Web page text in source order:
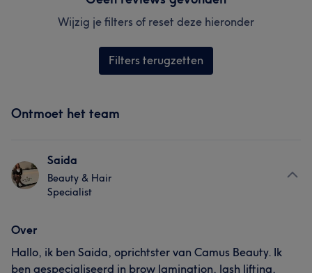
Wijzig je filters of reset deze hieronder
Filters terugzetten
Ontmoet het team
Saida
Beauty & Hair
Specialist
Over
Hallo, ik ben Saida, oprichtster van Camus Beauty. Ik
ben gespecialiseerd in brow lamination, lash lifting,